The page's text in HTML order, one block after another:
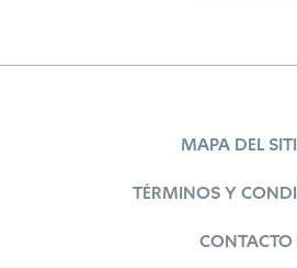
MAPA DEL
TÉRMINOS Y
CONTACTO